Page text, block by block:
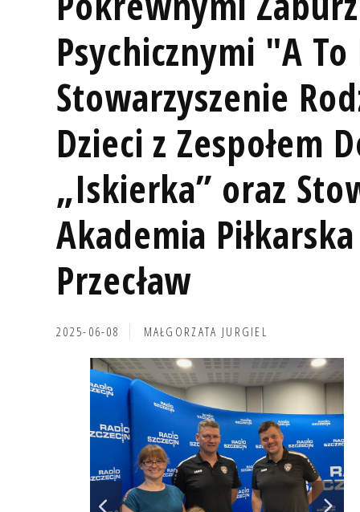
Psychicznymi "A
Stowarzyszenie
Dzieci z Zespołem
„Iskierka” oraz
Akademia
Przecław
2025-06-08 MAŁGORZATA JURGIEL